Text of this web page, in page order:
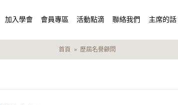
加入學會 會員專區 活動點滴 聯絡我們 主席的話
首頁 歷屆名譽顧問